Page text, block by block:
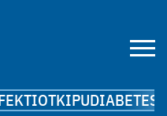
KIPUDIABETES